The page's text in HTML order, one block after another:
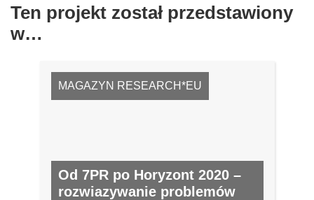
Ten projekt został przedstawiony
w…
MAGAZYN RESEARCH*EU
Od 7PR po Horyzont 2020 –
rozwiazywanie problemów